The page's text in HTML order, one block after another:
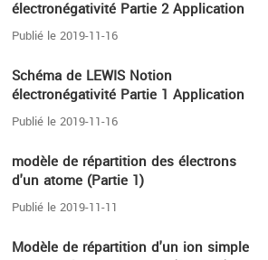
électronégativité Partie 2 Application
Publié le 2019-11-16
Schéma de LEWIS Notion
électronégativité Partie 1 Application
Publié le 2019-11-16
modèle de répartition des électrons
d'un atome (Partie 1)
Publié le 2019-11-11
Modèle de répartition d'un ion simple